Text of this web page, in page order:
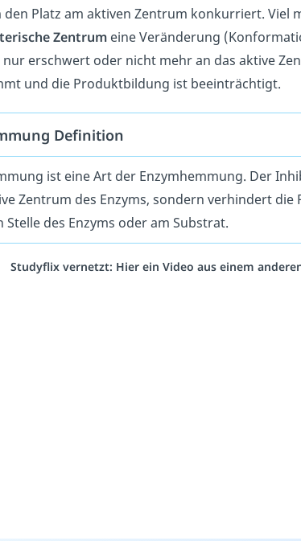
Platz am aktiven Zentrum konkurriert.
Zentrum eine Veränderung
erschwert oder nicht mehr an das aktive
und die Produktbildung ist beeinträchtigt.
Definition
ist eine Art der Enzymhemmung. Der
Zentrum des Enzyms, sondern verhindert
des Enzyms oder am Substrat.
Studyflix vernetzt: Hier ein Video aus einem